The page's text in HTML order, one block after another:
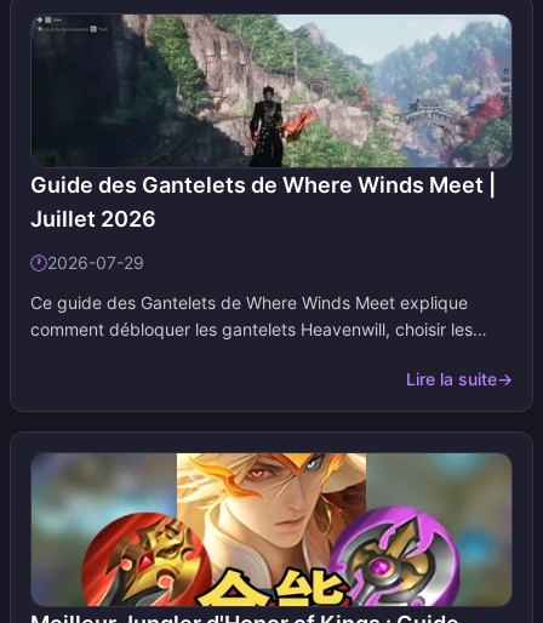
Guide des Gantelets de Where Winds Meet |
Juillet 2026
🕐2026-07-29
Ce guide des Gantelets de Where Winds Meet explique
comment débloquer les gantelets Heavenwill, choisir les
statistiques PvE et PvP, et sélectionner les armes
secondaires adaptées à la méta de la version 2.0. Nous
mettons cette page à jour dès que les paliers d'équipement,
les Voies intérieures ou les associations du classement
chinois évoluent. Pensez donc à l'ajouter à vos favoris et à la
consulter après chaque mise à jour.
Lire la suite→